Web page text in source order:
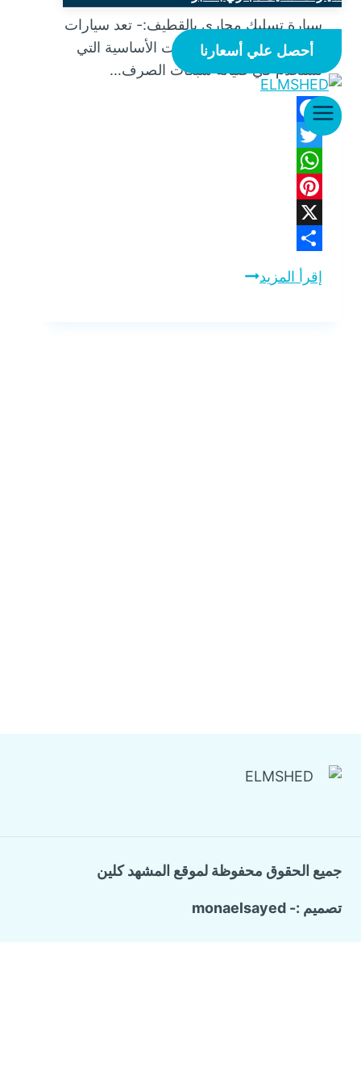
أحصل علي أسعارنا
سيارة تسليك مجاري بالقطيف:- تعد سيارات
تسليك المجاري من الأدوات الأساسية التي
تُستخدم في صيانة شبكات الصرف…
Facebook
Twitter
WhatsApp
Pinterest
X
Share
إقرأ المزيدسيارة
جميع الحقوق محفوظة لموقع المشهد كلين
تصميم :- monaelsayed